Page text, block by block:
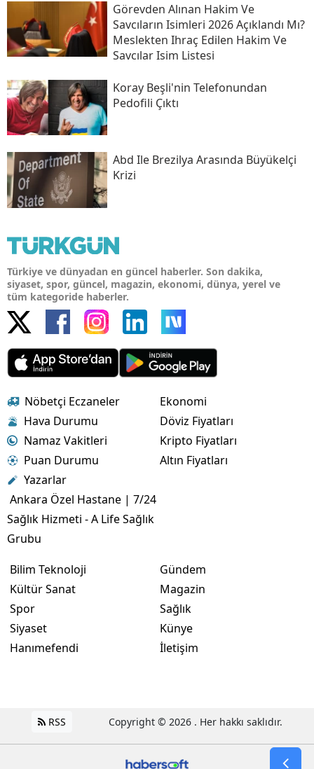
Görevden Alınan Hakim Ve
Savcıların Isimleri 2026 Açıklandı Mı?
Meslekten Ihraç Edilen Hakim Ve
Savcılar Isim Listesi
Koray Beşli'nin Telefonundan
Pedofili Çıktı
Abd Ile Brezilya Arasında Büyükelçi
Krizi
Türkiye ve dünyadan en güncel haberler. Son dakika,
siyaset, spor, güncel, magazin, ekonomi, dünya, yerel ve
tüm kategoride haberler.
Nöbetçi Eczaneler
Hava Durumu
Namaz Vakitleri
Puan Durumu
Yazarlar
Ankara Özel Hastane | 7/24
Sağlık Hizmeti - A Life Sağlık
Grubu
Ekonomi
Döviz Fiyatları
Kripto Fiyatları
Altın Fiyatları
Bilim Teknoloji
Kültür Sanat
Spor
Siyaset
Hanımefendi
Gündem
Magazin
Sağlık
Künye
İletişim
RSS Copyright © 2026 . Her hakkı saklıdır.